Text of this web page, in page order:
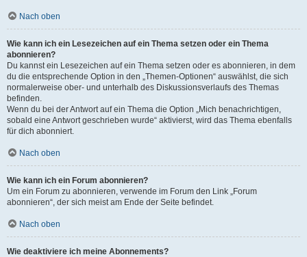
Nach oben
Wie kann ich ein Lesezeichen auf ein Thema setzen oder ein Thema
abonnieren?
Du kannst ein Lesezeichen auf ein Thema setzen oder es abonnieren, in dem
du die entsprechende Option in den „Themen-Optionen“ auswählst, die sich
normalerweise ober- und unterhalb des Diskussionsverlaufs des Themas
befinden.
Wenn du bei der Antwort auf ein Thema die Option „Mich benachrichtigen,
sobald eine Antwort geschrieben wurde“ aktivierst, wird das Thema ebenfalls
für dich abonniert.
Nach oben
Wie kann ich ein Forum abonnieren?
Um ein Forum zu abonnieren, verwende im Forum den Link „Forum
abonnieren“, der sich meist am Ende der Seite befindet.
Nach oben
Wie deaktiviere ich meine Abonnements?